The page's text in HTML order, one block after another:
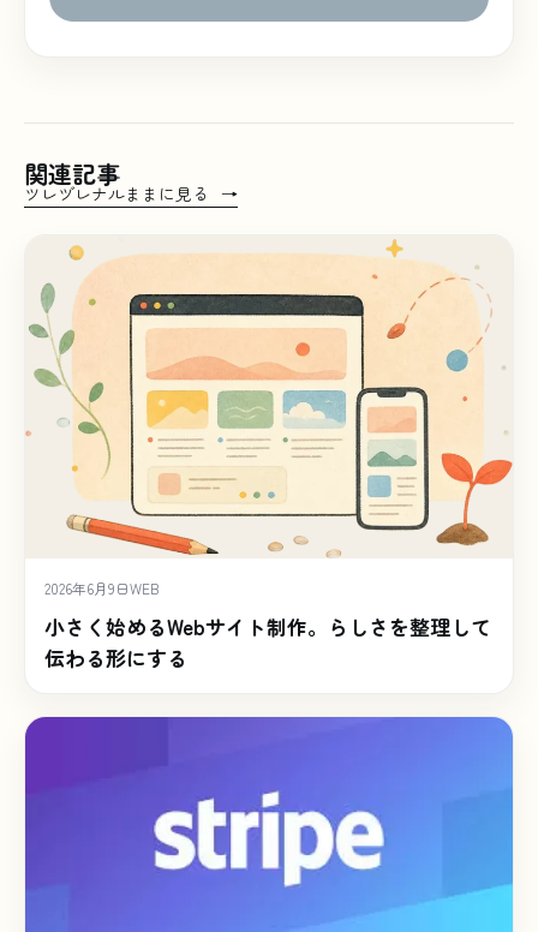
関連記事
ツレヅレナルままに見る
2026年6月9日WEB
小さく始めるWebサイト制作。らしさを整理して
伝わる形にする